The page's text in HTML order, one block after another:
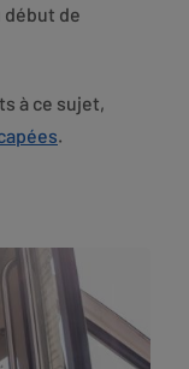
début de
à ce sujet,
.